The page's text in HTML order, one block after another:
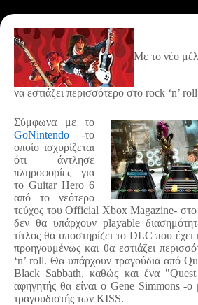
Με το νέο
να εστιάζει περισσότερο στο rock ‘n’ roll
Σύμφωνα με το
GoNintendo -το
οποίο ισχυρίζεται
ότι άντλησε
πληροφορίες για
το Guitar Hero 6
από το νεότερο
τεύχος του Official Xbox Magazine-
δεν θα υπάρχουν playable
τίτλος θα υποστηρίζει το DLC που
προηγουμένως και θα εστιάζει
‘n’ roll. Θα υπάρχουν τραγούδια από
Black Sabbath, καθώς και ένα
αφηγητής θα είναι ο Gene Simmons -ο
τραγουδιστής των KISS.